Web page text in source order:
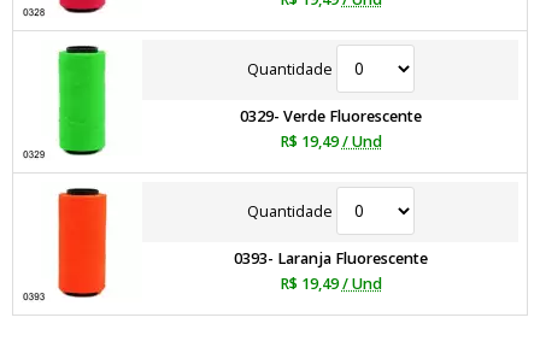
Quantidade
0329- Verde Fluorescente
R$ 19,49 / Und
Quantidade
0393- Laranja Fluorescente
R$ 19,49 / Und